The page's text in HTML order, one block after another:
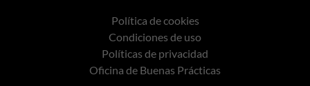
Política de cookies
Condiciones de uso
Políticas de privacidad
Oficina de Buenas Prácticas